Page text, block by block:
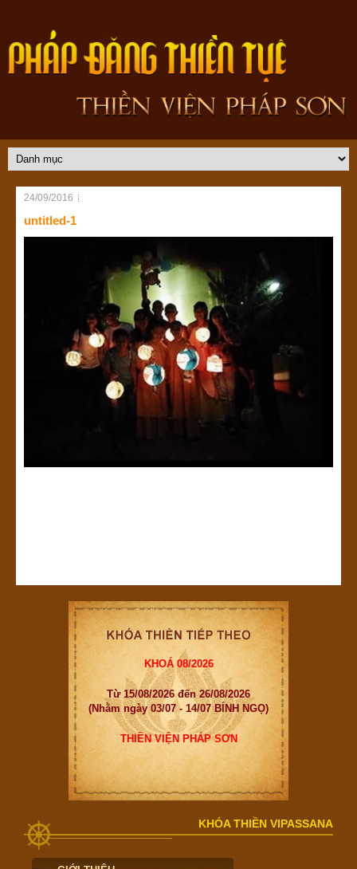
24/09/2016
untitled-1
KHOÁ 08/2026
Từ 15/08/2026 đến 26/08/2026
(Nhằm ngày 03/07 - 14/07 BÍNH NGỌ)
THIỀN VIỆN PHÁP SƠN
KHÓA THIỀN VIPASSANA